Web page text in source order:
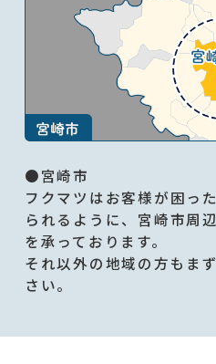
●宮崎市
フクマツはお客様が困っ
られるように、宮崎市周
を承っております。
それ以外の地域の方もま
さい。